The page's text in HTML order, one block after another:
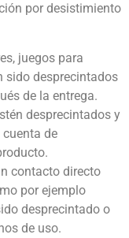
por desistimiento
juegos para
sido desprecintados
de la entrega.
desprecintados y
de
contacto directo
por ejemplo
desprecintado o
de uso.